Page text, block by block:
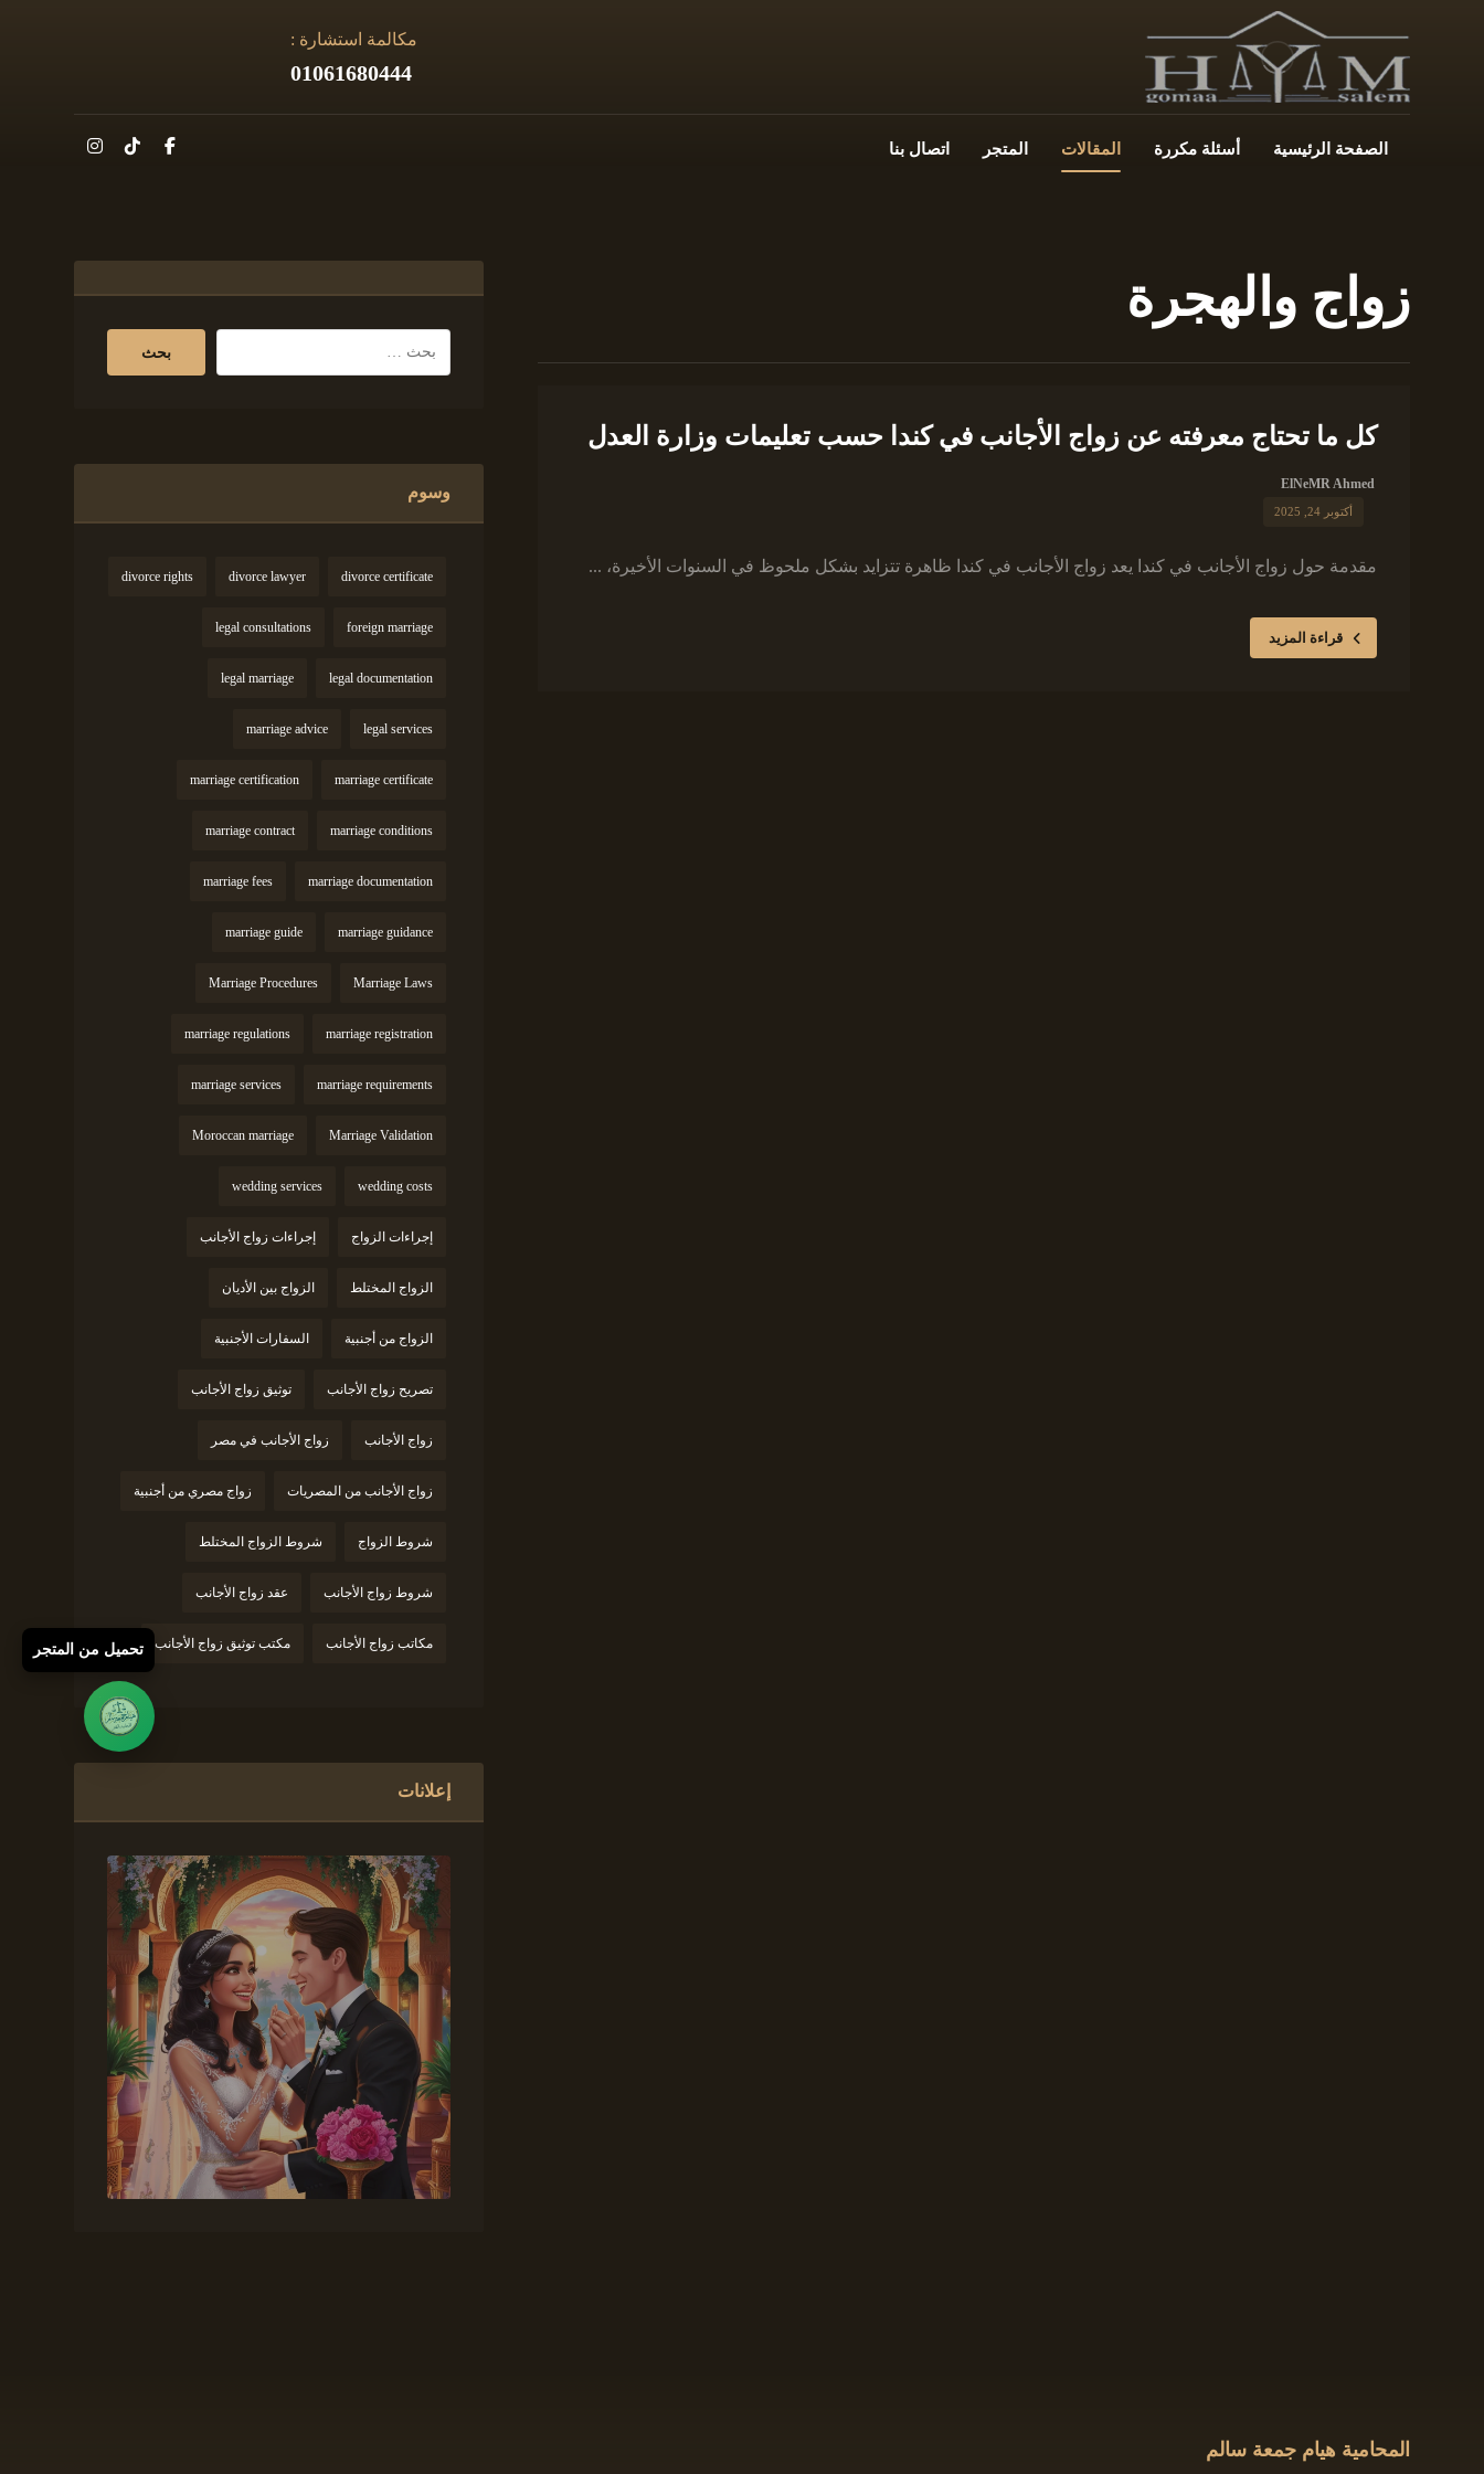
مكالمة استشارة :
01061680444
الصفحة الرئيسية أسئلة مكررة المقالات المتجر اتصال بنا
زواج والهجرة
كل ما تحتاج معرفته عن زواج الأجانب في كندا حسب تعليمات وزارة العدل
ElNeMR Ahmed
أكتوبر 24, 2025
مقدمة حول زواج الأجانب في كندا يعد زواج الأجانب في كندا ظاهرة تتزايد بشكل ملحوظ في السنوات الأخيرة، ...
قراءة المزيد
وسوم
divorce certificate
divorce lawyer
divorce rights
foreign marriage
legal consultations
legal documentation
legal marriage
legal services
marriage advice
marriage certificate
marriage certification
marriage conditions
marriage contract
marriage documentation
marriage fees
marriage guidance
marriage guide
Marriage Laws
Marriage Procedures
marriage registration
marriage regulations
marriage requirements
marriage services
Marriage Validation
Moroccan marriage
wedding costs
wedding services
إجراءات الزواج إجراءات زواج الأجانب
الزواج المختلط الزواج بين الأديان
الزواج من أجنبية السفارات الأجنبية
تصريح زواج الأجانب توثيق زواج الأجانب
زواج الأجانب زواج الأجانب في مصر
زواج الأجانب من المصريات زواج مصري من أجنبية
شروط الزواج شروط الزواج المختلط
شروط زواج الأجانب عقد زواج الأجانب
مكاتب زواج الأجانب مكتب توثيق زواج الأجانب
إعلانات
المحامية هيام جمعة سالم
تحميل من المتجر